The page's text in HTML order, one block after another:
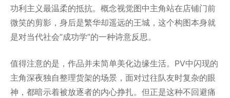
功利主义最温柔的抵抗。概念视觉图中主角站在店铺门前
微笑的剪影，身后是繁华却遥远的王城，这个构图本身就
是对当代社会”成功学”的一种诗意反思。
值得注意的是，作品并未简单美化边缘生活。PV中闪现的
主角深夜独自整理货架的场景，面对过往队友时复杂的眼
神，都暗示着被放逐者的内心挣扎。但正是这种不回避痛